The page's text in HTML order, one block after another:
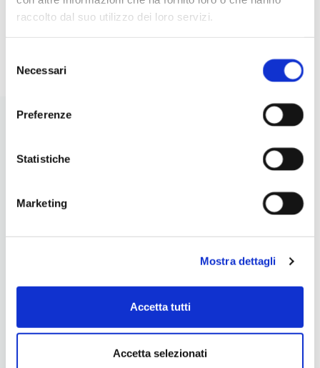
raccolto dal suo utilizzo dei loro servizi.
delNecessari
Preferenze
Statistiche
Marketing
Mostra dettagli
Accetta tutti
Accetta selezionati
LEGGI
INGREDIENTI DI QUALITÀ